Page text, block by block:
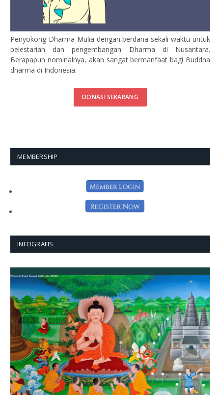
Penyokong Dharma Mulia dengan berdana sekali waktu untuk
pelestarian dan pengembangan Dharma di Nusantara.
Berapapun nominalnya, akan sangat bermanfaat bagi Buddha
dharma di Indonesia.
DONASI SEKARANG
MEMBERSHIP
INFOGRAFIS